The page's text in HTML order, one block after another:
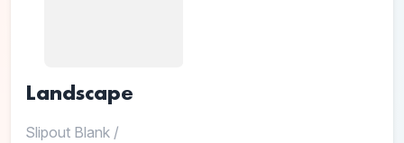
Landscape
Slipout Blank /